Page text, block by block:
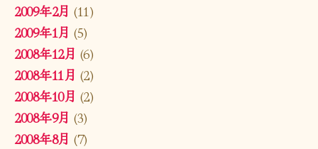
2009年2月 (11)
2009年1月 (5)
2008年12月 (6)
2008年11月 (2)
2008年10月 (2)
2008年9月 (3)
2008年8月 (7)